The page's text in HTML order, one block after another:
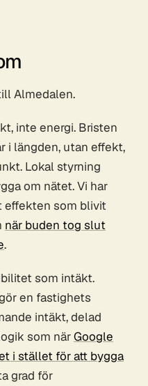
Almedalen.
inte energi. Bristen
i längden, utan effekt,
Lokal styrning
om nätet. Vi har
effekten som blivit
när buden tog slut
.
som intäkt.
en fastighets
intäkt, delad
som närGoogle
i stället för att bygga
grad för